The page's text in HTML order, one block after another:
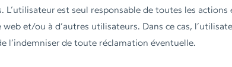
L’utilisateur est seul responsable de toutes les
web et/ou à d’autres utilisateurs. Dans ce cas,
l’indemniser de toute réclamation éventuelle.